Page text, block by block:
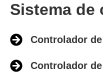
Sistema de
Controlador
Controlador